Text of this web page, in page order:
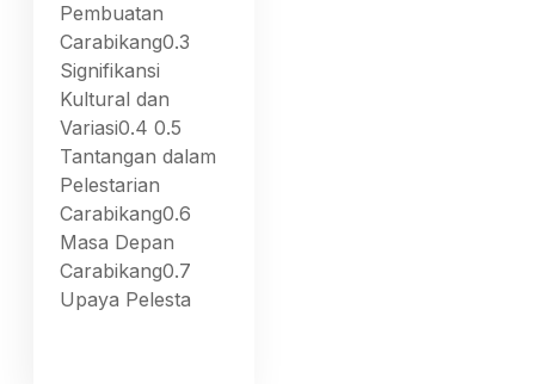
Pembuatan
Carabikang0.3
Signifikansi
Kultural dan
Variasi0.4 0.5
Tantangan dalam
Pelestarian
Carabikang0.6
Masa Depan
Carabikang0.7
Upaya Pelesta